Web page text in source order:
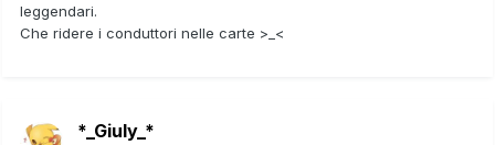
leggendari.
Che ridere i conduttori nelle carte >_<
*_Giuly_*